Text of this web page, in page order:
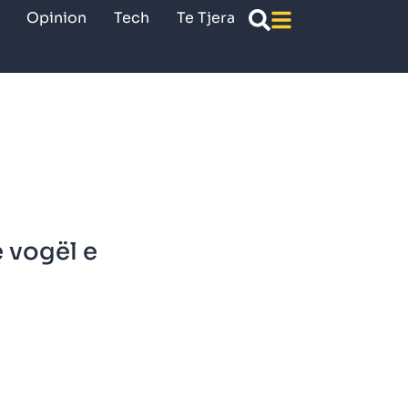
Opinion Tech Te Tjera
vogël e